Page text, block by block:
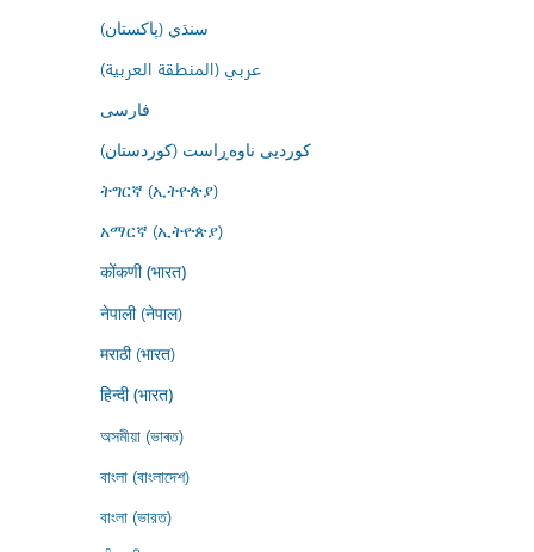
سنڌي (پاکستان)
عربي (المنطقة العربية)
فارسى
کوردیی ناوەڕاست (کوردستان)
ትግርኛ (ኢትዮጵያ)
አማርኛ (ኢትዮጵያ)
कोंकणी (भारत)
नेपाली (नेपाल)
मराठी (भारत)
हिन्दी (भारत)
অসমীয়া (ভাৰত)
বাংলা (বাংলাদেশ)
বাংলা (ভারত)